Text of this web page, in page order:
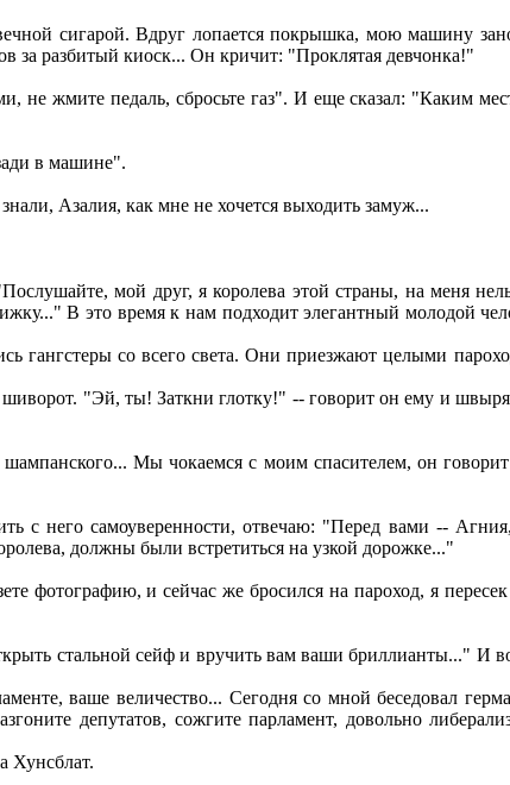
сигарой. Вдруг лопается покрышка, мою машину
за разбитый киоск... Он кричит: "Проклятая девчонка!"
жмите педаль, сбросьте газ". И еще сказал: "Каким
в машине".
Азалия, как мне не хочется выходить замуж...
мой друг, я королева этой страны, на меня
В это время к нам подходит элегантный молодой
гангстеры со всего света. Они приезжают целыми
"Эй, ты! Заткни глотку!" -- говорит он ему и
Мы чокаемся с моим спасителем, он
с него самоуверенности, отвечаю: "Перед вами --
должны были встретиться на узкой дорожке..."
и сейчас же бросился на пароход, я пересек
стальной сейф и вручить вам ваши бриллианты..." И
ваше величество... Сегодня со мной беседовал
депутатов, сожгите парламент, довольно
Хунсблат.